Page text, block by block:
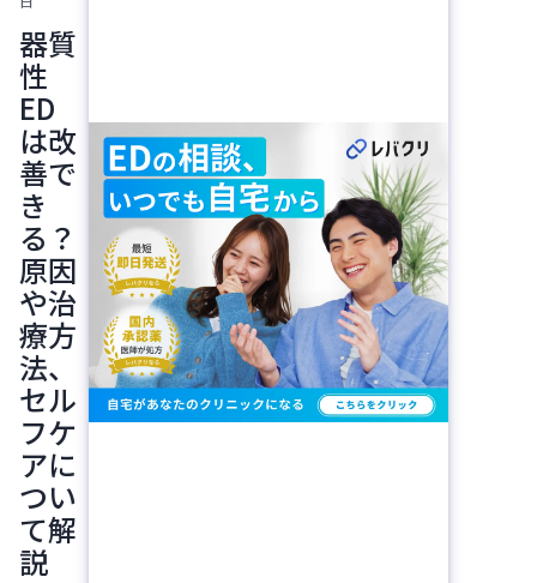
器質
性
ED
は改
善で
き
る？
原因
や治
療方
法、
セル
フケ
アに
つい
て解
説